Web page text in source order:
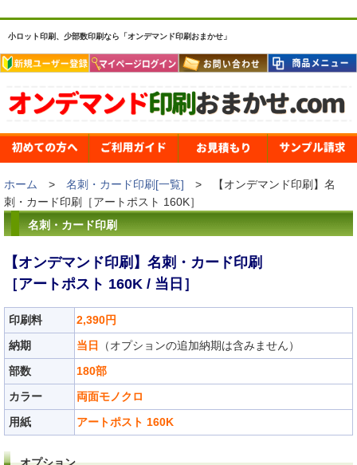
小ロット印刷、少部数印刷なら「オンデマンド印刷おまかせ」
ホーム > 名刺・カード印刷[一覧] > 【オンデマンド印刷】名
刺・カード印刷［アートポスト 160K］
名刺・カード印刷
【オンデマンド印刷】名刺・カード印刷
［アートポスト 160K / 当日］
印刷料
2,390円
納期
当日
（オプションの追加納期は含みません）
部数
180部
カラー
両面モノクロ
用紙
アートポスト 160K
オプション